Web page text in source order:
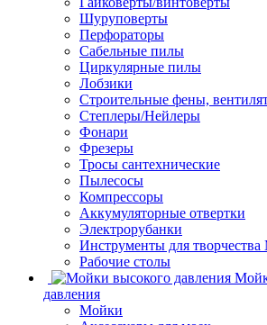
Шуруповерты
Перфораторы
Сабельные пилы
Циркулярные пилы
Лобзики
Строительные фены,
Степлеры/Нейлеры
Фонари
Фрезеры
Тросы сантехнические
Пылесосы
Компрессоры
Аккумуляторные отвертки
Электрорубанки
Инструменты для творчества
Рабочие столы
давления
Мойки